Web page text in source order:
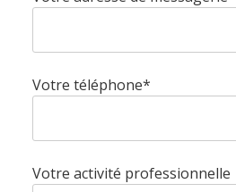
Votre téléphone*
Votre activité professionnelle